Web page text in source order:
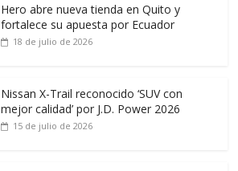
Hero abre nueva tienda en Quito y
fortalece su apuesta por Ecuador
18 de julio de 2026
Nissan X-Trail reconocido ‘SUV con
mejor calidad’ por J.D. Power 2026
15 de julio de 2026